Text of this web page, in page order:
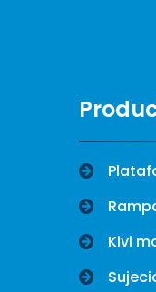
Kivi